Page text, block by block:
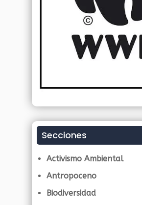
Secciones
Activismo Ambiental
Antropoceno
Biodiversidad